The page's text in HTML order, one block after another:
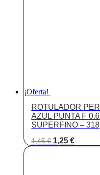
¡Oferta!
ROTULADOR
AZUL PUNTA F
SUPERFINO – 318
1,45€ El
precio
1,25 €El
precio